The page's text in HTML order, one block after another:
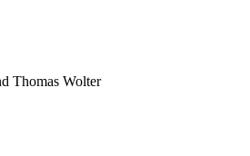
Thomas Wolter